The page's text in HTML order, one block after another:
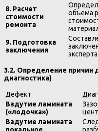
8. Расчет
стоимости
ремонта
объема
9. Подготовка
заключения
эксперта.
3.2. Определение
диагностика)
Дефект
Вздутие ламината
(«лодочка»)
Вздутие ламината